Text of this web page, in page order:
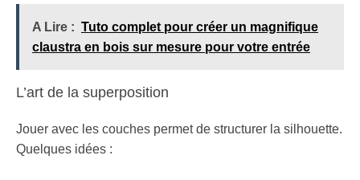
A Lire : Tuto complet pour créer un magnifique
claustra en bois sur mesure pour votre entrée
L’art de la superposition
Jouer avec les couches permet de structurer la silhouette.
Quelques idées :